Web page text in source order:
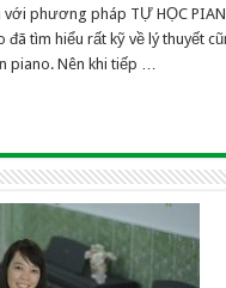
với phương pháp TỰ HỌC
đã tìm hiểu rất kỹ về lý thuyết
piano. Nên khi tiếp …